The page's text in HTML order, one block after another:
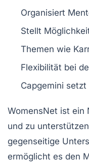
Organisiert
Stellt
Themen wie
Flexibilität bei
Capgemini
WomensNet ist ein
und zu
gegenseitige
ermöglicht es den